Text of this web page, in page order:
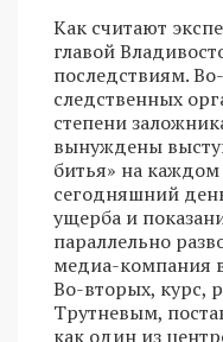
Как считают
главой
последствиям.
следственных
степени
вынуждены
битья» на
сегодняшний
ущерба и
параллельно
медиа-компания
Во-вторых, курс,
Трутневым,
как один из